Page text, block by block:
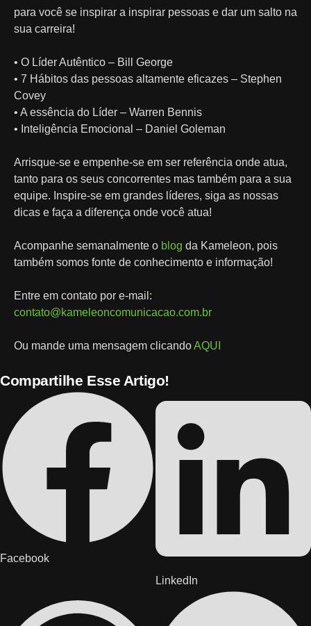
para você se inspirar a inspirar pessoas e dar um salto na
sua carreira!
• O Líder Autêntico – Bill George
• 7 Hábitos das pessoas altamente eficazes – Stephen
Covey
• A essência do Líder – Warren Bennis
• Inteligência Emocional – Daniel Goleman
Arrisque-se e empenhe-se em ser referência onde atua,
tanto para os seus concorrentes mas também para a sua
equipe. Inspire-se em grandes líderes, siga as nossas
dicas e faça a diferença onde você atua!
Acompanhe semanalmente o blog da Kameleon, pois
também somos fonte de conhecimento e informação!
Entre em contato por e-mail:
contato@kameleoncomunicacao.com.br
Ou mande uma mensagem clicandoAQUI
Compartilhe Esse Artigo!
Facebook
LinkedIn